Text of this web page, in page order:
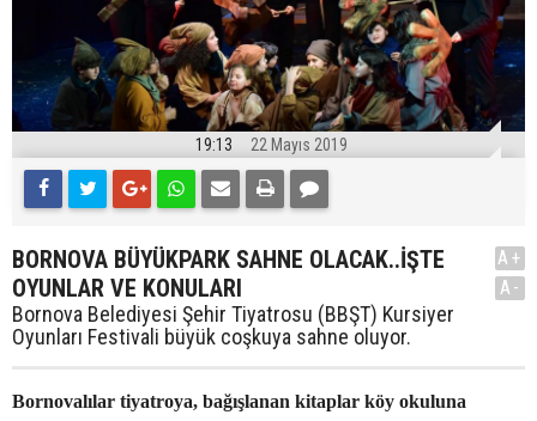
19:13 22 Mayıs 2019
BORNOVA BÜYÜKPARK SAHNE OLACAK..İŞTE
OYUNLAR VE KONULARI
Bornova Belediyesi Şehir Tiyatrosu (BBŞT) Kursiyer
Oyunları Festivali büyük coşkuya sahne oluyor.
A+
A-
Bornovalılar tiyatroya, bağışlanan kitaplar köy okuluna